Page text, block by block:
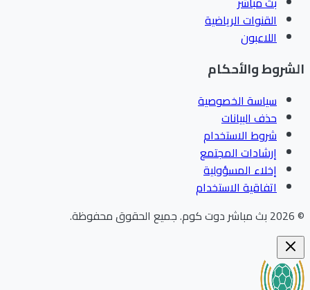
القنوات الرياضية
اللاعبون
والأحكام
سياسة الخصوصية
حذف البيانات
شروط الاستخدام
إرشادات المجتمع
إخلاء المسؤولية
اتفاقية الاستخدام
بث مباشر دوت كوم.جميع الحقوق محفوظة.